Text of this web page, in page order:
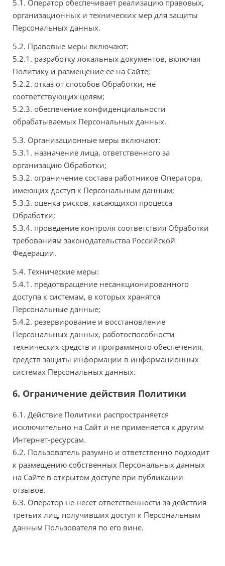
5.1. Оператор обеспечивает реализацию правовых,
организационных и технических мер для защиты
Персональных данных.
5.2. Правовые меры включают:
5.2.1. разработку локальных документов, включая
Политику и размещение ее на Сайте;
5.2.2. отказ от способов Обработки, не
соответствующих целям;
5.2.3. обеспечение конфиденциальности
обрабатываемых Персональных данных.
5.3. Организационные меры включают:
5.3.1. назначение лица, ответственного за
организацию Обработки;
5.3.2. ограничение состава работников Оператора,
имеющих доступ к Персональным данным;
5.3.3. оценка рисков, касающихся процесса
Обработки;
5.3.4. проведение контроля соответствия Обработки
требованиям законодательства Российской
Федерации.
5.4. Технические меры:
5.4.1. предотвращение несанкционированного
доступа к системам, в которых хранятся
Персональные данные;
5.4.2. резервирование и восстановление
Персональных данных, работоспособности
технических средств и программного обеспечения,
средств защиты информации в информационных
системах Персональных данных.
6. Ограничение действия Политики
6.1. Действие Политики распространяется
исключительно на Сайт и не применяется к другим
Интернет-ресурсам.
6.2. Пользователь разумно и ответственно подходит
к размещению собственных Персональных данных
на Сайте в открытом доступе при публикации
отзывов.
6.3. Оператор не несет ответственности за действия
третьих лиц, получивших доступ к Персональным
данным Пользователя по его вине.